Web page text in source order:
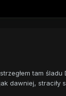
tam
dawniej, straciły